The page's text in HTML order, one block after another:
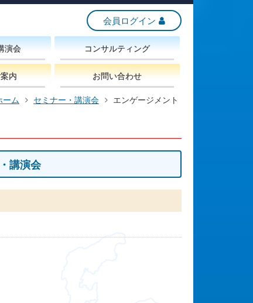
会員ログイン
演会 コンサルティング
内 お問い合わせ
ーム セミナー・講演会 エンゲージメント
講演会